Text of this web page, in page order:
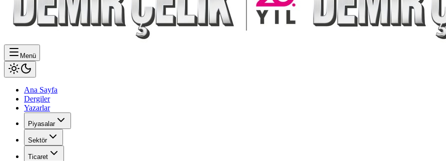
Menü
Ana Sayfa
Dergiler
Yazarlar
Piyasalar
Sektör
Ticaret